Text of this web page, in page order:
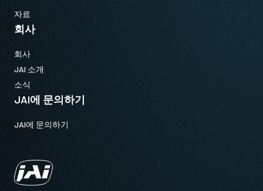
자료
회사
회사
JAI 소개
소식
JAI에 문의하기
JAI에 문의하기